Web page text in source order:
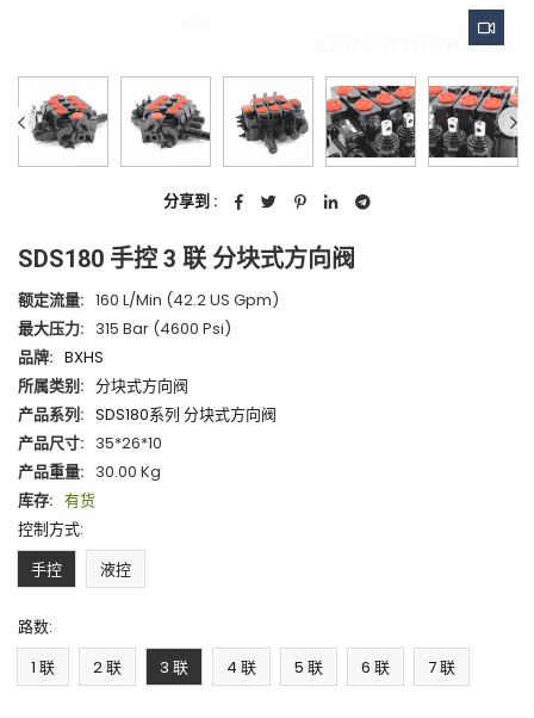
分享到 :
SDS180 手控 3 联 分块式方向阀
额定流量: 160 L/min (42.2 US Gpm)
最大压力: 315 Bar (4600 Psi)
品牌: BXHS
所属类别: 分块式方向阀
产品系列: SDS180系列 分块式方向阀
产品尺寸: 35*26*10
产品重量: 30.00 Kg
库存: 有货
控制方式:
手控
液控
路数:
1 联
2 联 3 联 4 联 5 联 6 联 7 联